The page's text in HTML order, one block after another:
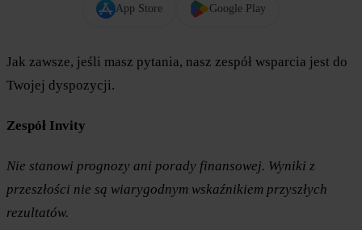
App Store Google Play
Jak zawsze, jeśli masz pytania, nasz zespół wsparcia jest do
Twojej dyspozycji.
Zespół Invity
Nie stanowi prognozy ani porady finansowej. Wyniki z
przeszłości nie są wiarygodnym wskaźnikiem przyszłych
rezultatów.